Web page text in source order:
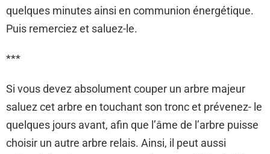
quelques minutes ainsi en communion énergétique.
Puis remerciez et saluez-le.
***
Si vous devez absolument couper un arbre majeur
saluez cet arbre en touchant son tronc et prévenez- le
quelques jours avant, afin que l’âme de l’arbre puisse
choisir un autre arbre relais. Ainsi, il peut aussi